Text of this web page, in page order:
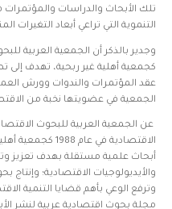
تلك الأبحاث والدراسات
التنموية التي تراعي أبعاد التغيرات
كجمعية أهلية غير ربحية، تهدف إلى
عقد المؤتمرات والندوات وورش
الجمعية في عضويتها نخبة من
عن الجمعية العربية للبحوث
الاقتصادية في
أبحاث علمية مستقلة بهدف تعزيز
والأيديولوجيات الاقتصادية؛ وإنتاج
وترفع الوعي بأهم قضايا التنمية
مجلة بحوث اقتصادية عربية لنشر